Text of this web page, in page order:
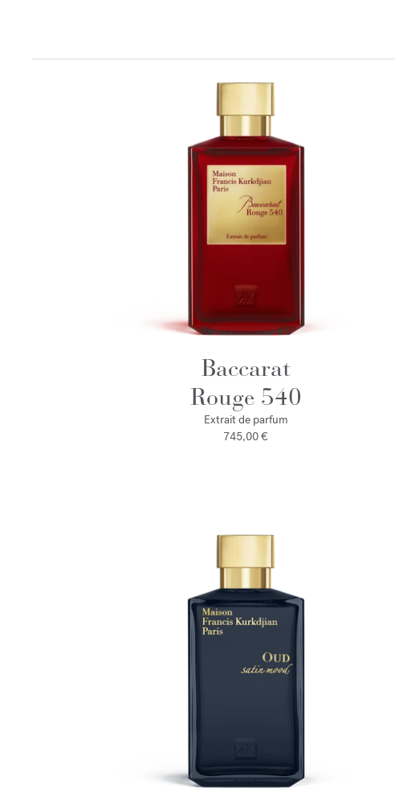
Baccarat
Rouge 540
Extrait de parfum
745,00 €